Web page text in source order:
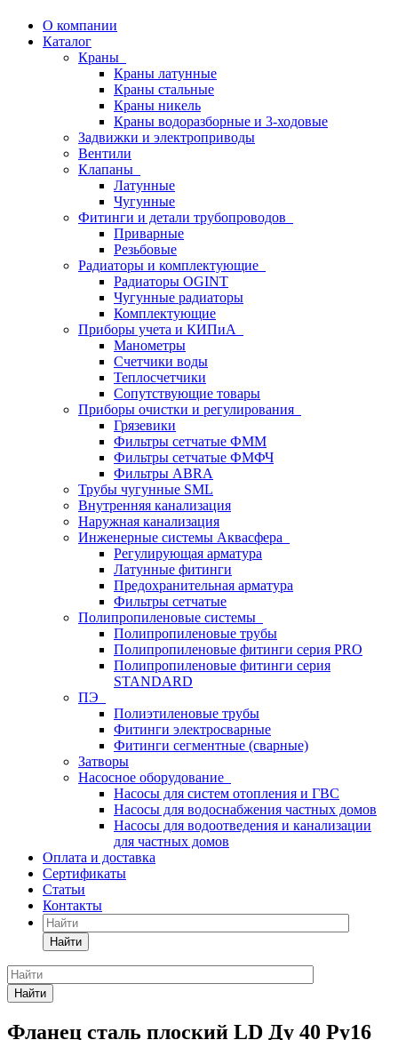
О компании
Каталог
Краны
Краны латунные
Краны стальные
Краны никель
Краны водоразборные и 3-ходовые
Задвижки и электроприводы
Вентили
Клапаны
Латунные
Чугунные
Фитинги и детали трубопроводов
Приварные
Резьбовые
Радиаторы и комплектующие
Радиаторы OGINT
Чугунные радиаторы
Комплектующие
Приборы учета и КИПиА
Манометры
Счетчики воды
Теплосчетчики
Сопутствующие товары
Приборы очистки и регулирования
Грязевики
Фильтры сетчатые ФММ
Фильтры сетчатые ФМФЧ
Фильтры ABRA
Трубы чугунные SML
Внутренняя канализация
Наружная канализация
Инженерные системы Аквасфера
Регулирующая арматура
Латунные фитинги
Предохранительная арматура
Фильтры сетчатые
Полипропиленовые системы
Полипропиленовые трубы
Полипропиленовые фитинги серия PRO
Полипропиленовые фитинги серия
STANDARD
ПЭ
Полиэтиленовые трубы
Фитинги электросварные
Фитинги сегментные (сварные)
Затворы
Насосное оборудование
Насосы для систем отопления и ГВС
Насосы для водоснабжения частных домов
Насосы для водоотведения и канализации
для частных домов
Оплата и доставка
Сертификаты
Статьи
Контакты
Найти
Найти
Фланец сталь плоский LD Ду 40 Ру16